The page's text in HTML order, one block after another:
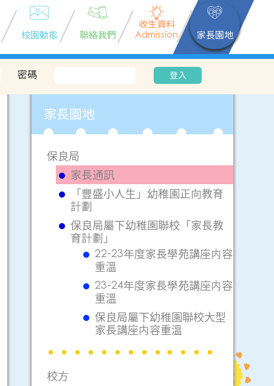
校園動態 聯絡我們
收生資料
Admission
家長園地
密碼 登入
家長園地
保良局
家長通訊
「豐盛小人生」幼稚園正向教育
計劃
保良局屬下幼稚園聯校「家長教
育計劃」
22-23年度家長學苑講座内容
重溫
23-24年度家長學苑講座内容
重溫
保良局屬下幼稚園聯校大型
家長講座内容重溫
校方